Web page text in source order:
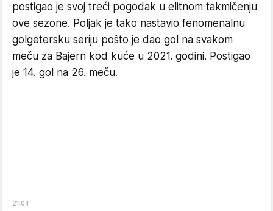
postigao je svoj treći pogodak u elitnom takmičenju
ove sezone. Poljak je tako nastavio fenomenalnu
golgetersku seriju pošto je dao gol na svakom
meču za Bajern kod kuće u 2021. godini. Postigao
je 14. gol na 26. meču.
21 :04